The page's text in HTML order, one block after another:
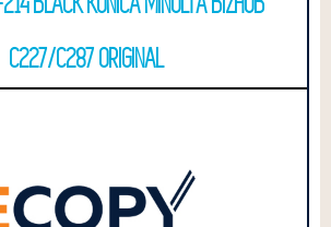
C227/C287 ORIGINAL